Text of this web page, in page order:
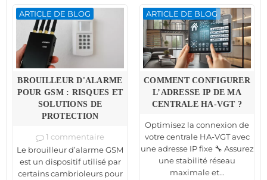
ARTICLE DE BLOG
BROUILLEUR D'ALARME
POUR GSM : RISQUES ET
SOLUTIONS DE
PROTECTION
1 commentaire
Le brouilleur d’alarme GSM
est un dispositif utilisé par
certains cambrioleurs pour
ARTICLE DE BLOG
COMMENT CONFIGURER
L’ADRESSE IP DE MA
CENTRALE HA-VGT ?
Optimisez la connexion de
votre centrale HA-VGT avec
une adresse IP fixe 🔧 Assurez
une stabilité réseau
maximale et...